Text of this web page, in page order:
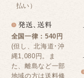
払い）
全国一律：540円
(但し、北海道･沖
縄1,080円。ま
た、離島など一部
地域の方は送料修